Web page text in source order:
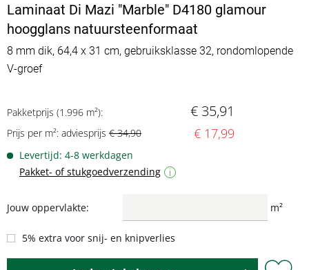
Laminaat Di Mazi "Marble" D4180 glamour
hoogglans natuursteenformaat
8 mm dik, 64,4 x 31 cm, gebruiksklasse 32, rondomlopende
V-groef
Pakketprijs (1.996 m²): € 35,91
Prijs per m²: adviesprijs € 34,90 € 17,99
Levertijd: 4-8 werkdagen
Pakket- of stukgoedverzending
i
Jouw oppervlakte: m²
5% extra voor snij- en knipverlies